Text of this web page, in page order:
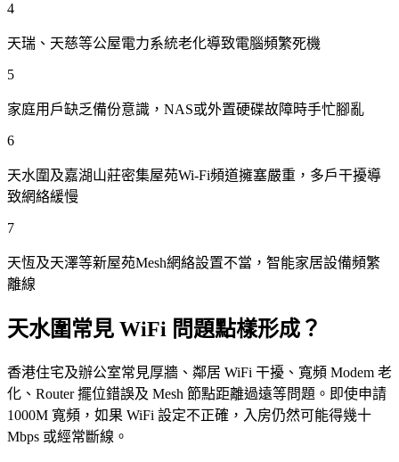
4
天瑞、天慈等公屋電力系統老化導致電腦頻繁死機
5
家庭用戶缺乏備份意識，NAS或外置硬碟故障時手忙腳亂
6
天水圍及嘉湖山莊密集屋苑Wi-Fi頻道擁塞嚴重，多戶干擾導
致網絡緩慢
7
天恆及天澤等新屋苑Mesh網絡設置不當，智能家居設備頻繁
離線
天水圍常見 WiFi 問題點樣形成？
香港住宅及辦公室常見厚牆、鄰居 WiFi 干擾、寬頻 Modem 老
化、Router 擺位錯誤及 Mesh 節點距離過遠等問題。即使申請
1000M 寬頻，如果 WiFi 設定不正確，入房仍然可能得幾十
Mbps 或經常斷線。